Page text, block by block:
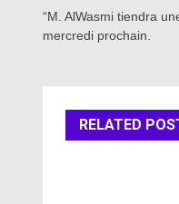
navigation
“M. AlWasmi tiendra
mercredi prochain.
RELATED